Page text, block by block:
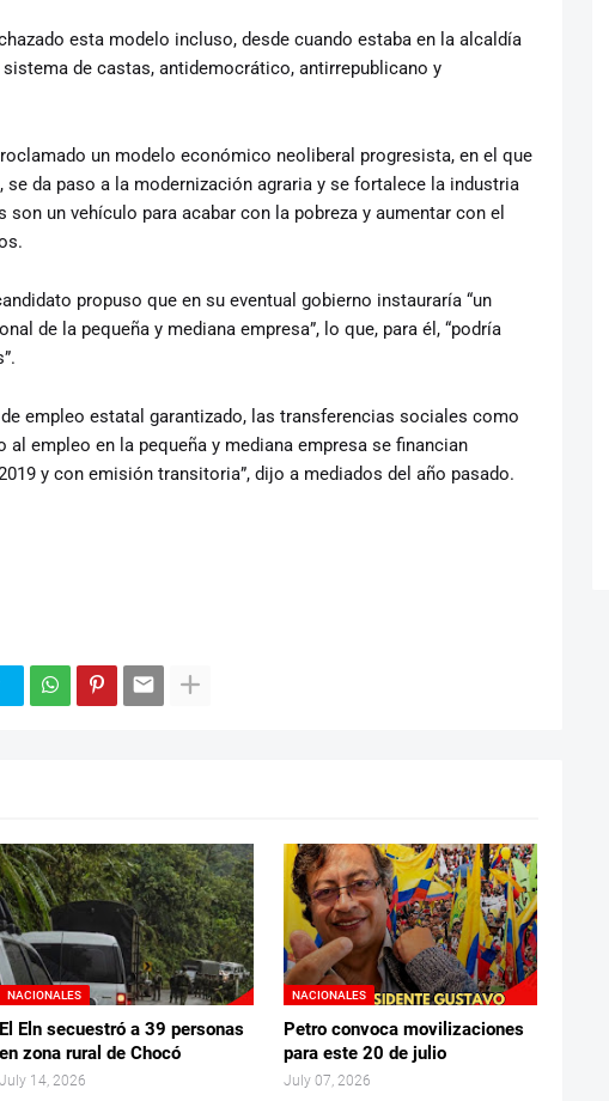
esta modelo incluso, desde cuando estaba en la alcaldía
de castas, antidemocrático, antirrepublicano y
un modelo económico neoliberal progresista, en el que
da paso a la modernización agraria y se fortalece la industria
un vehículo para acabar con la pobreza y aumentar con el
propuso que en su eventual gobierno instauraría “un
de la pequeña y mediana empresa”, lo que, para él, “podría
empleo estatal garantizado, las transferencias sociales como
empleo en la pequeña y mediana empresa se financian
y con emisión transitoria”, dijo a mediados del año pasado.
NACIONALES
El Eln secuestró a 39 personas
en zona rural de Chocó
July 14, 2026
NACIONALES
Petro convoca movilizaciones
para este 20 de julio
July 07, 2026